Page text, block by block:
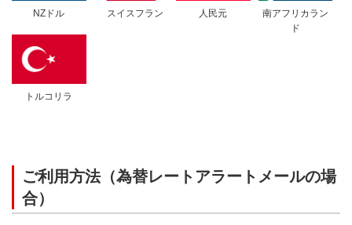
NZドル スイスフラン 人民元
南アフリカラン
ド
トルコリラ
ご利用方法（為替レートアラートメールの場
合）